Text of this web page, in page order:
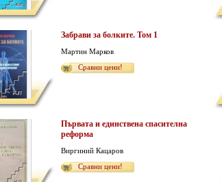
Забрави за болките. Том 1
Мартин Марков
Сравни цени!
Първата и единствена спасителна
реформа
Виргиний Кацаров
Сравни цени!